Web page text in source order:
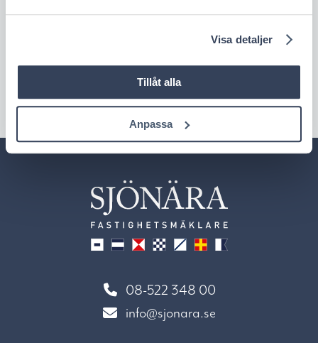
Visa detaljer
Tillåt alla
Anpassa
08-522 348 00
info@sjonara.se